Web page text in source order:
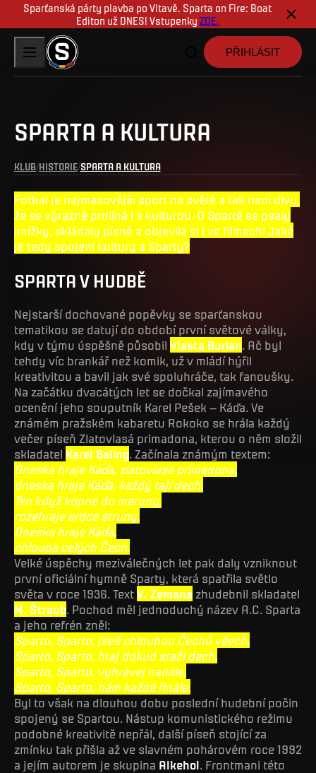
Sparťanská párty plavba po Vltavě. Sparta on Fire: Boat
Editon už DNES! Vstupenky ZDE.
PŘIHLÁSIT
SPARTA A KULTURA
KLUB HISTORIE SPARTA A KULTURA
Fotbal je nejmasovější sport na světě a tak není divu,
že se výrazně prolíná i s kulturou. O Spartě se psaly
knížky, skládaly písně a objevila si i ve filmech! Jaké
je tedy spojení kultury a Sparty?
SPARTA V HUDBĚ
Nejstarší dochované popěvky se sparťanskou
tematikou se datují do období první světové války,
kdy v týmu úspěšně působil Vlasta Burian. Ač byl
tehdy víc brankář než komik, už v mládí hýřil
kreativitou a bavil jak své spoluhráče, tak fanoušky.
Na začátku dvacátých let se dočkal zajímavého
ocenění jeho souputník Karel Pešek – Káďa. Ve
známém pražském kabaretu Rokoko se hrála každý
večer píseň Zlatovlasá primadona, kterou o něm složil
skladatel Karel Baling. Začínala známým textem:
Dneska hraje Káďa, zlatovlasá primadona,
dneska hraje Káďa, každý tají dech.
Ten když kopne do meruny,
rozehraje srdce struny.
Dneska hraje Káďa,
chlouba celých Čech.
Velké úspěchy meziválečných let pak daly vzniknout
první oficiální hymně Sparty, která spatřila světlo
světa v roce 1936. TextV. Zemana zhudebnil skladatel
M. Štraub. Pochod měl jednoduchý název A.C. Sparta
a jeho refrén zněl:
Sparto, Sparto, jseš chloubou Čechů všech,
Sparto, Sparto, hraj dokud stačí dech.
Sparto, Sparto, vyhrávej nadále,
Sparto, Sparto, nám každé finále.
Byl to však na dlouhou dobu poslední hudební počin
spojený se Spartou. Nástup komunistického režimu
podobné kreativitě nepřál, další píseň stojící za
zmínku tak přišla až ve slavném pohárovém roce 1992
a jejím autorem je skupina Alkehol. Frontmani této